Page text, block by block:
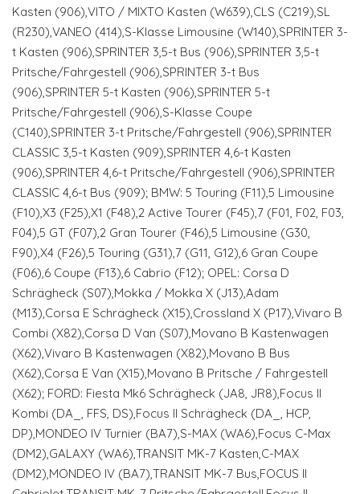
Kasten (906),VITO / MIXTO Kasten (W639),CLS (C219),SL
(R230),VANEO (414),S-Klasse Limousine (W140),SPRINTER 3-
t Kasten (906),SPRINTER 3,5-t Bus (906),SPRINTER 3,5-t
Pritsche/Fahrgestell (906),SPRINTER 3-t Bus
(906),SPRINTER 5-t Kasten (906),SPRINTER 5-t
Pritsche/Fahrgestell (906),S-Klasse Coupe
(C140),SPRINTER 3-t Pritsche/Fahrgestell (906),SPRINTER
CLASSIC 3,5-t Kasten (909),SPRINTER 4,6-t Kasten
(906),SPRINTER 4,6-t Pritsche/Fahrgestell (906),SPRINTER
CLASSIC 4,6-t Bus (909); BMW: 5 Touring (F11),5 Limousine
(F10),X3 (F25),X1 (F48),2 Active Tourer (F45),7 (F01, F02, F03,
F04),5 GT (F07),2 Gran Tourer (F46),5 Limousine (G30,
F90),X4 (F26),5 Touring (G31),7 (G11, G12),6 Gran Coupe
(F06),6 Coupe (F13),6 Cabrio (F12); OPEL: Corsa D
Schrägheck (S07),Mokka / Mokka X (J13),Adam
(M13),Corsa E Schrägheck (X15),Crossland X (P17),Vivaro B
Combi (X82),Corsa D Van (S07),Movano B Kastenwagen
(X62),Vivaro B Kastenwagen (X82),Movano B Bus
(X62),Corsa E Van (X15),Movano B Pritsche / Fahrgestell
(X62); FORD: Fiesta Mk6 Schrägheck (JA8, JR8),Focus II
Kombi (DA_, FFS, DS),Focus II Schrägheck (DA_, HCP,
DP),MONDEO IV Turnier (BA7),S-MAX (WA6),Focus C-Max
(DM2),GALAXY (WA6),TRANSIT MK-7 Kasten,C-MAX
(DM2),MONDEO IV (BA7),TRANSIT MK-7 Bus,FOCUS II